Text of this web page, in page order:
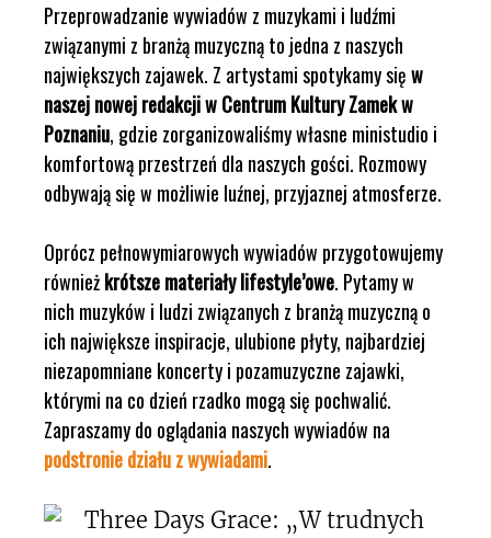
Przeprowadzanie wywiadów z muzykami i ludźmi
związanymi z branżą muzyczną to jedna z naszych
największych zajawek. Z artystami spotykamy sięw
naszej nowej redakcji w Centrum Kultury Zamek w
Poznaniu, gdzie zorganizowaliśmy własne ministudio i
komfortową przestrzeń dla naszych gości. Rozmowy
odbywają się w możliwie luźnej, przyjaznej atmosferze.
Oprócz pełnowymiarowych wywiadów przygotowujemy
równieżkrótsze materiały lifestyle’owe. Pytamy w
nich muzyków i ludzi związanych z branżą muzyczną o
ich największe inspiracje, ulubione płyty, najbardziej
niezapomniane koncerty i pozamuzyczne zajawki,
którymi na co dzień rzadko mogą się pochwalić.
Zapraszamy do oglądania naszych wywiadów na
podstronie działu z wywiadami.